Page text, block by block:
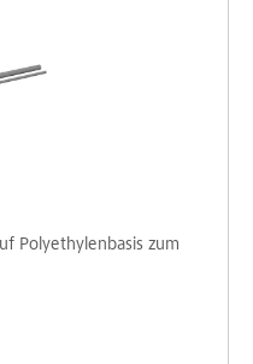
Polyethylenbasis zum